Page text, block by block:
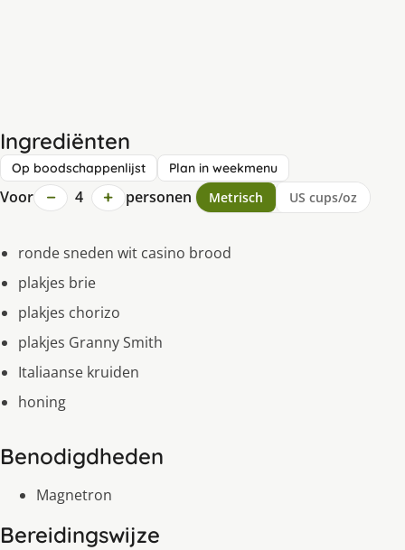
Ingrediënten
Op boodschappenlijst Plan in weekmenu
Voor − 4 + personen Metrisch US cups/oz
ronde sneden wit casino brood
plakjes brie
plakjes chorizo
plakjes Granny Smith
Italiaanse kruiden
honing
Benodigdheden
Magnetron
Bereidingswijze